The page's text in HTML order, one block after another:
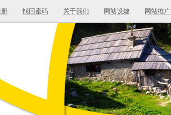
找回密码 关于我们 网站设建 网站推广